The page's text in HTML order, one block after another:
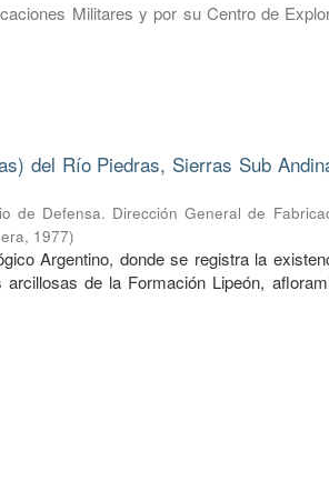
Militares y por su Centro de
del Río Piedras, Sierras Sub
de Defensa. Dirección General de
, 1977)
Argentino, donde se registra la
de la Formación Lipeón,